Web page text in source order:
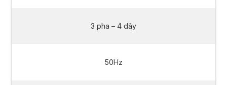
3 pha – 4 dây
50Hz